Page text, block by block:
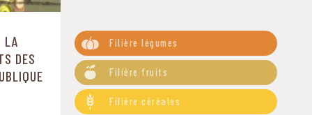
LA
DES
Filtre-Filières
Filière légumes
Filière fruits
Filière céréales